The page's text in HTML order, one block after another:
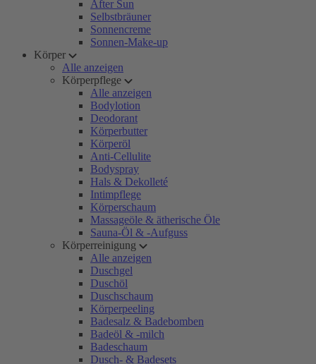
After Sun
Selbstbräuner
Sonnencreme
Sonnen-Make-up
Körper
Alle anzeigen
Körperpflege
Alle anzeigen
Bodylotion
Deodorant
Körperbutter
Körperöl
Anti-Cellulite
Bodyspray
Hals & Dekolleté
Intimpflege
Körperschaum
Massageöle & ätherische Öle
Sauna-Öl & -Aufguss
Körperreinigung
Alle anzeigen
Duschgel
Duschöl
Duschschaum
Körperpeeling
Badesalz & Badebomben
Badeöl & -milch
Badeschaum
Dusch- & Badesets